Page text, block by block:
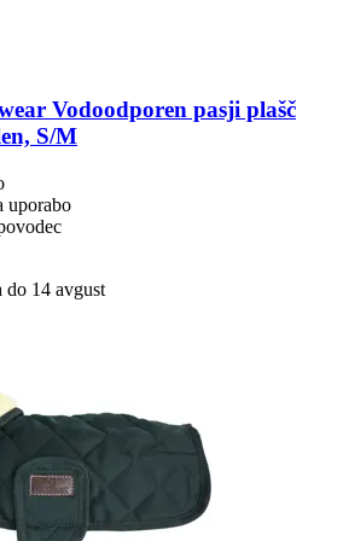
Vodoodporen pasji plašč
S/M
uporabo
do 14 avgust